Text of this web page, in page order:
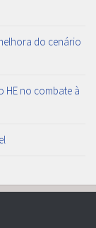
do cenário
HE no combate à